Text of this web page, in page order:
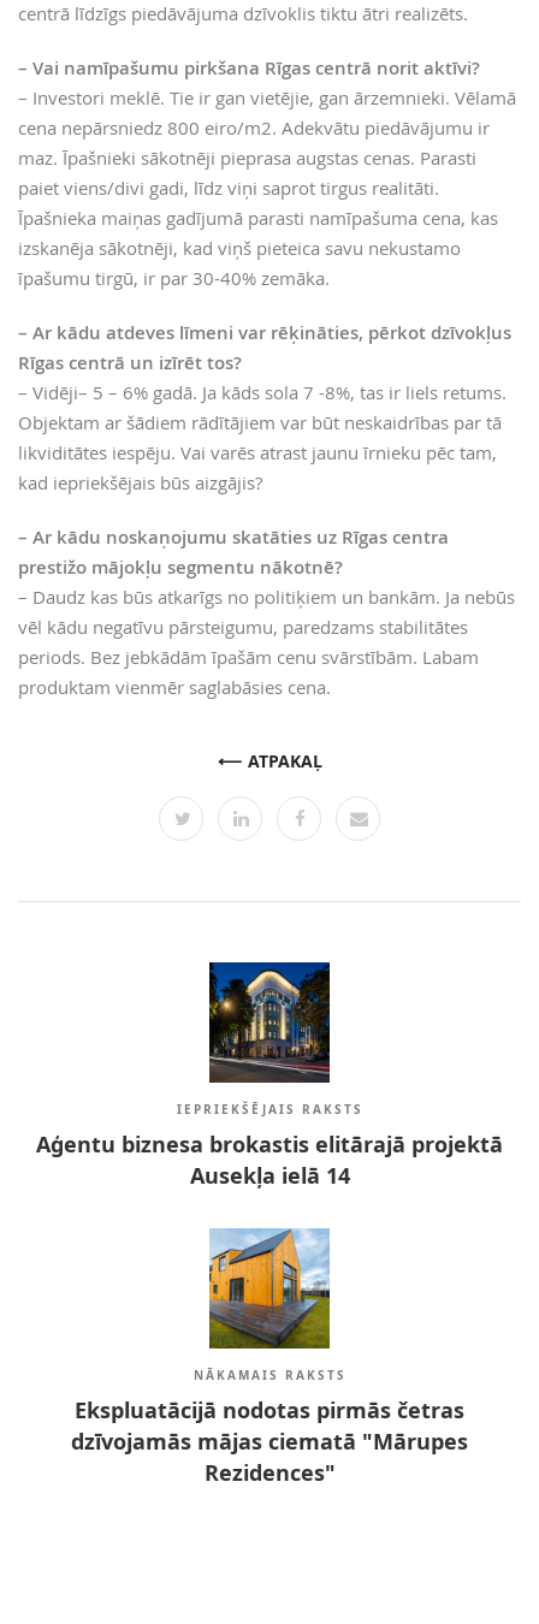
centrā līdzīgs piedāvājuma dzīvoklis tiktu ātri realizēts.
– Vai namīpašumu pirkšana Rīgas centrā norit aktīvi?
– Investori meklē. Tie ir gan vietējie, gan ārzemnieki. Vēlamā
cena nepārsniedz 800 eiro/m2. Adekvātu piedāvājumu ir
maz. Īpašnieki sākotnēji pieprasa augstas cenas. Parasti
paiet viens/divi gadi, līdz viņi saprot tirgus realitāti.
Īpašnieka maiņas gadījumā parasti namīpašuma cena, kas
izskanēja sākotnēji, kad viņš pieteica savu nekustamo
īpašumu tirgū, ir par 30-40% zemāka.
– Ar kādu atdeves līmeni var rēķināties, pērkot dzīvokļus
Rīgas centrā un izīrēt tos?
– Vidēji– 5 – 6% gadā. Ja kāds sola 7 -8%, tas ir liels retums.
Objektam ar šādiem rādītājiem var būt neskaidrības par tā
likviditātes iespēju. Vai varēs atrast jaunu īrnieku pēc tam,
kad iepriekšējais būs aizgājis?
– Ar kādu noskaņojumu skatāties uz Rīgas centra
prestižo mājokļu segmentu nākotnē?
– Daudz kas būs atkarīgs no politiķiem un bankām. Ja nebūs
vēl kādu negatīvu pārsteigumu, paredzams stabilitātes
periods. Bez jebkādām īpašām cenu svārstībām. Labam
produktam vienmēr saglabāsies cena.
ATPAKAĻ
IEPRIEKŠĒJAIS RAKSTS
Aģentu biznesa brokastis elitārajā projektā
Ausekļa ielā 14
NĀKAMAIS RAKSTS
Ekspluatācijā nodotas pirmās četras
dzīvojamās mājas ciematā "Mārupes
Rezidences"